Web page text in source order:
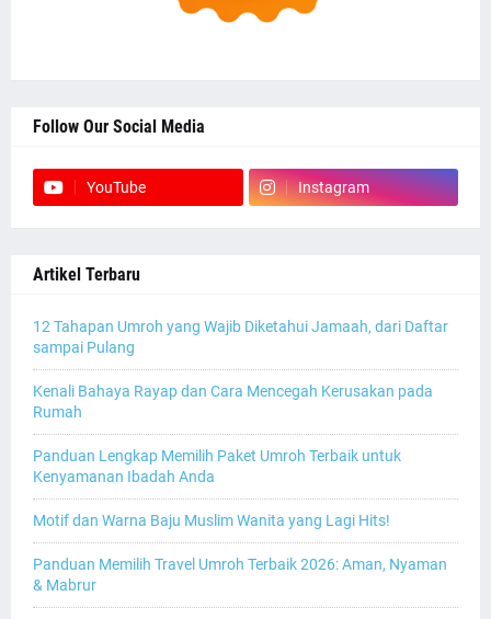
Follow Our Social Media
YouTube Instagram
Artikel Terbaru
12 Tahapan Umroh yang Wajib Diketahui Jamaah, dari Daftar
sampai Pulang
Kenali Bahaya Rayap dan Cara Mencegah Kerusakan pada
Rumah
Panduan Lengkap Memilih Paket Umroh Terbaik untuk
Kenyamanan Ibadah Anda
Motif dan Warna Baju Muslim Wanita yang Lagi Hits!
Panduan Memilih Travel Umroh Terbaik 2026: Aman, Nyaman
& Mabrur